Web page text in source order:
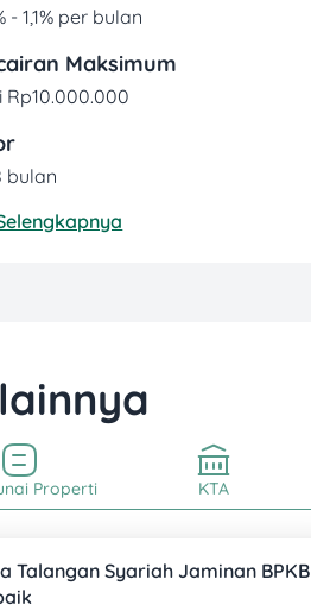
- 1,1% per bulan
Maksimum
Rp10.000.000
bulan
Properti KTA
Talangan Syariah Jaminan BPKB